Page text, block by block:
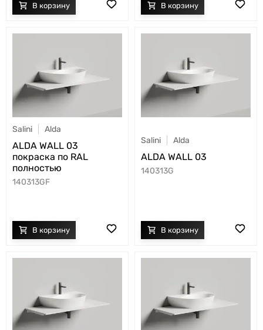
Salini Alda
ALDA WALL 03
покраска по RAL
полностью
140313GF
Salini Alda
ALDA WALL 03
140313G